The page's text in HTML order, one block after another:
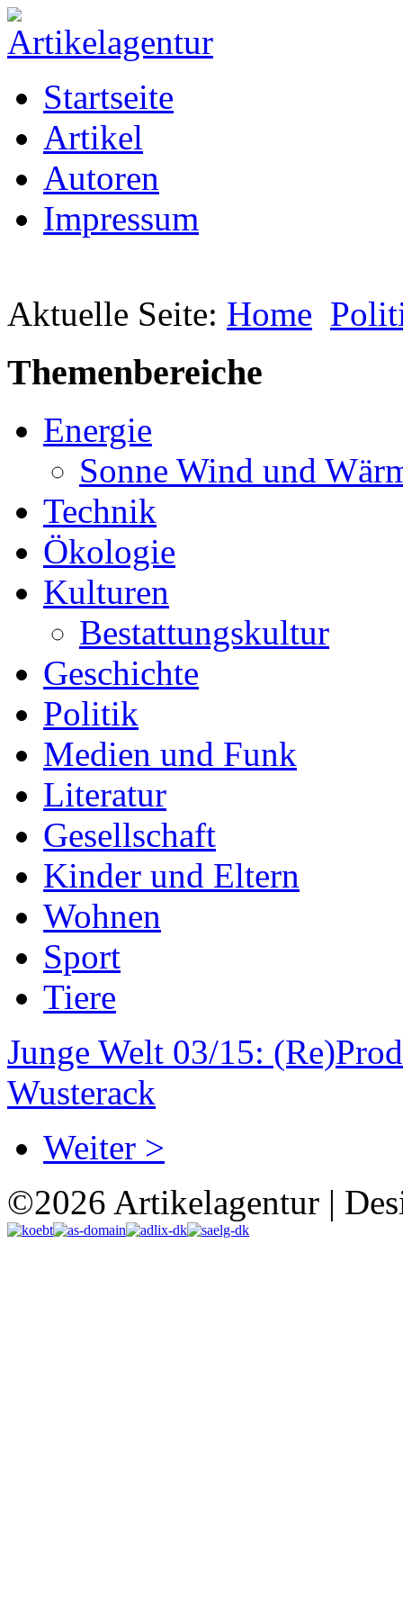
Startseite
Artikel
Autoren
Impressum
Aktuelle Seite: Home
Themenbereiche
Energie
Sonne Wind und
Technik
Ökologie
Kulturen
Bestattungskultur
Geschichte
Politik
Medien und Funk
Literatur
Gesellschaft
Kinder und Eltern
Wohnen
Sport
Tiere
Junge Welt 03/15:
Wusterack
Weiter >
©2026 Artikelagentur |